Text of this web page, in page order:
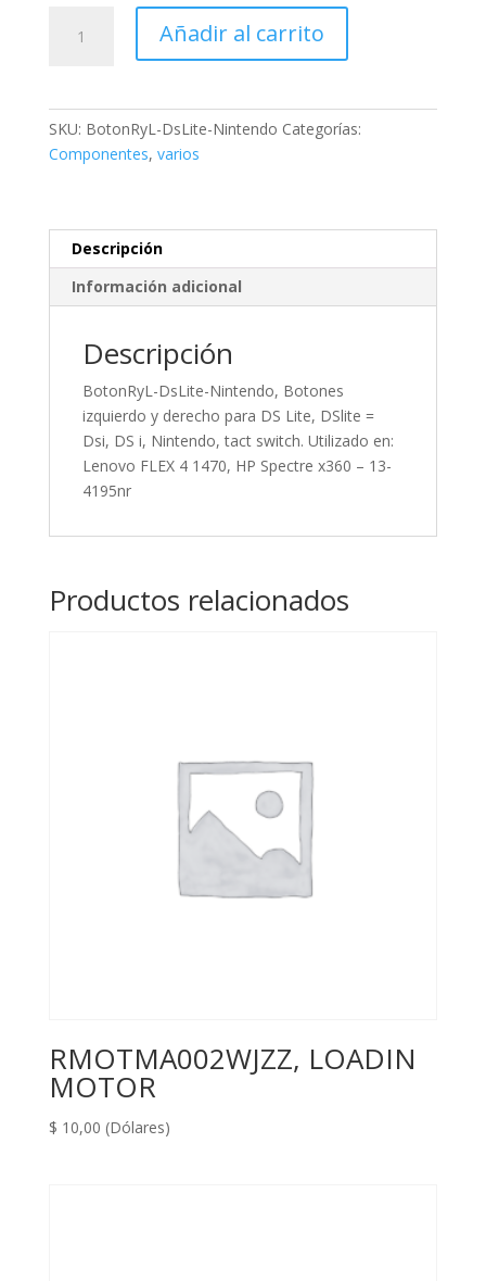
DsLite-
derecho
Lite,
DSlite
Nintendo,
switch.
Utilizado
FLEX
1470,
cantidad
Añadir al carrito
SKU: BotonRyL-DsLite-Nintendo Categorías:
Componentes, varios
Descripción
Información adicional
Descripción
BotonRyL-DsLite-Nintendo, Botones
izquierdo y derecho para DS Lite, DSlite =
Dsi, DS i, Nintendo, tact switch. Utilizado en:
Lenovo FLEX 4 1470, HP Spectre x360 – 13-
4195nr
Productos relacionados
RMOTMA002WJZZ, LOADIN
MOTOR
$ 10,00 (Dólares)